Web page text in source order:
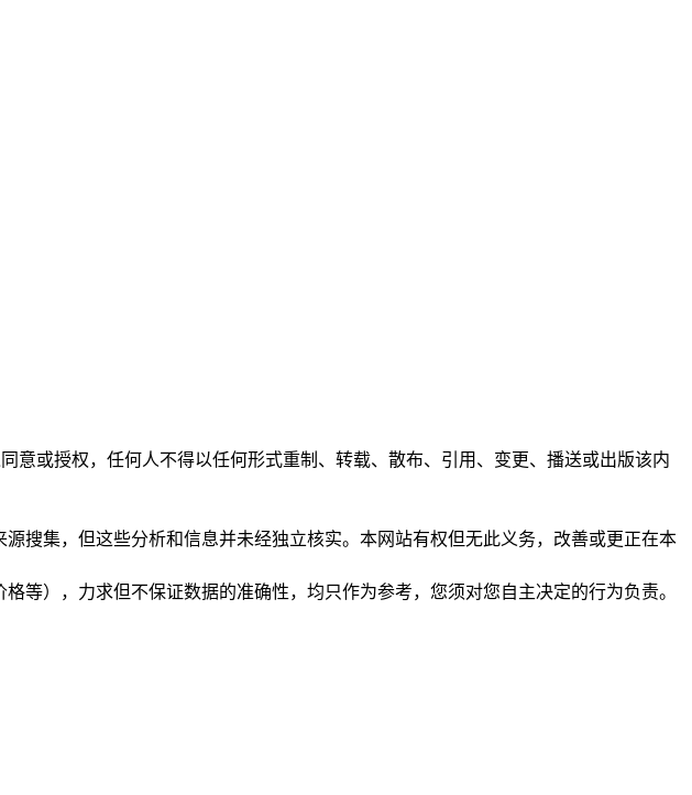
意或授权，任何人不得以任何形式重制、转载、散布、引用、变更、播送或出版该内
搜集，但这些分析和信息并未经独立核实。本网站有权但无此义务，改善或更正在本
等），力求但不保证数据的准确性，均只作为参考，您须对您自主决定的行为负责。